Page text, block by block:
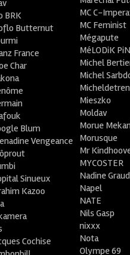
BRK
Butternut
France
Char
Blum
Vengeance
Sinueux
Kazoo
Cochise
MC C-
MC Feminist
Mégapute
MéLODiK
Michel
Michel
Mieszko
Moldav
Morue
Morusque
Mr
MYCOSTER
Nadine
Napel
NATE
Nils Gasp
nixxx
Nota
Olympe 69